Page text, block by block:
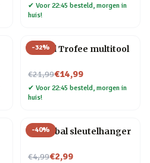
✔ Voor 22:45 besteld, morgen in
huis!
-32%
#1 Dad Trofee multitool
€21,99
Nu voor€14,99
✔ Voor 22:45 besteld, morgen in
huis!
-40%
Biljartbal sleutelhanger
€4,99
Nu voor€2,99